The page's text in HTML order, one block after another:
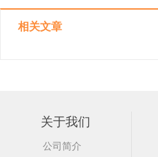
相关文章
关于我们
公司简介